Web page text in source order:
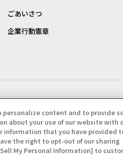
ごあいさつ
企業行動憲章
personalize content and to provide
about your use of our website with
that you have provided
the right to opt-out of our sharing
My Personal Information] to